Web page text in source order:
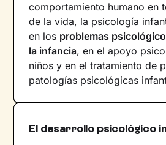
comportamiento humano en
de la vida, la psicología
en los problemas
la infancia, en el apoyo
niños y en el tratamiento de
patologías psicológicas
El desarrollo psicológico